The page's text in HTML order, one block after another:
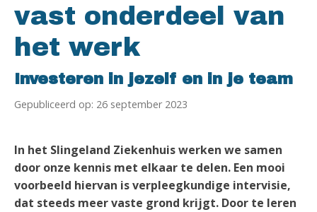
vast onderdeel van
het werk
Investeren in jezelf en in je team
Gepubliceerd op: 26 september 2023
In het Slingeland Ziekenhuis werken we samen
door onze kennis met elkaar te delen. Een mooi
voorbeeld hiervan is verpleegkundige intervisie,
dat steeds meer vaste grond krijgt. Door te leren